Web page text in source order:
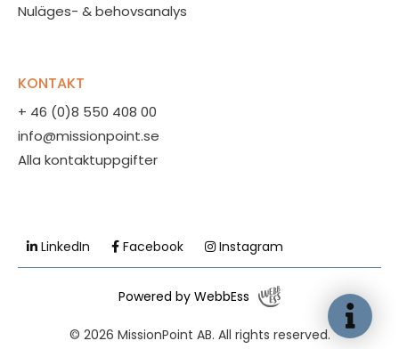
Nuläges- & behovsanalys
KONTAKT
+ 46 (0)8 550 408 00
info@missionpoint.se
Alla kontaktuppgifter
LinkedIn Facebook Instagram
© 2026 MissionPoint AB. All rights reserved.
Powered by WebbEss